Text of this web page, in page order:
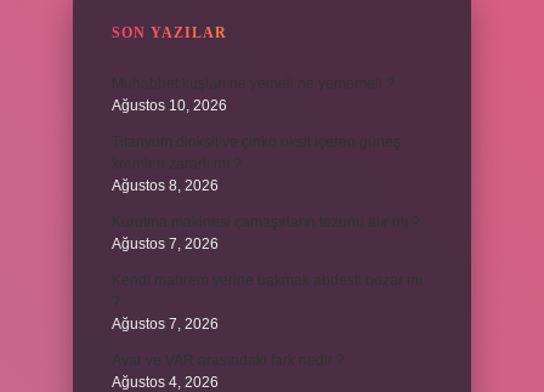
SON YAZILAR
Muhabbet kuşları ne yemeli ne yememeli ?
Ağustos 10, 2026
Titanyum dioksit ve çinko oksit içeren güneş
kremleri zararlı mı ?
Ağustos 8, 2026
Kurutma makinesi çamaşırların tozunu alır mı ?
Ağustos 7, 2026
Kendi mahrem yerine bakmak abdesti bozar mı
Ağustos 7, 2026
Avar ve VAR arasındaki fark nedir ?
Ağustos 4, 2026